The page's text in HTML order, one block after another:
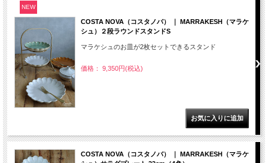
NEW
COSTA NOVA（コスタノバ） ｜ MARRAKESH（マラケ
シュ）２段ラウンドスタンドS
マラケシュのお皿が2枚セットできるスタンド
価格： 9,350円(税込)
COSTA NOVA（コスタノバ） ｜ MARRAKESH（マラケ